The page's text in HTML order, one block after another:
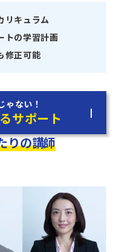
リキュラム
トの学習計画
修正可能
ゃない！
サポート
りの講師